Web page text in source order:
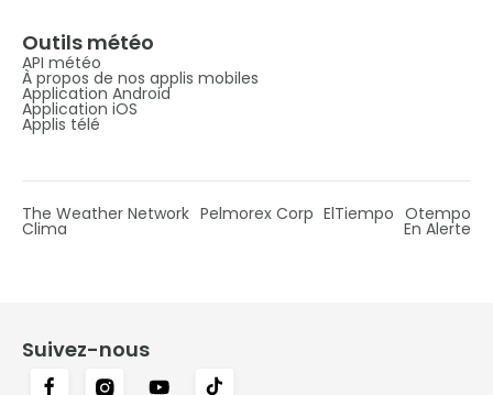
Outils météo
API météo
À propos de nos applis mobiles
Application Android
Application iOS
Applis télé
The Weather Network Pelmorex Corp ElTiempo Otempo
Clima En Alerte
Suivez-nous